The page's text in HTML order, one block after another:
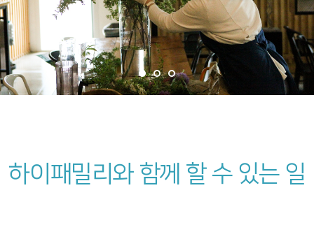
하이패밀리와 함께 할 수 있는 일